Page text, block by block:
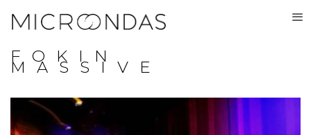
FOKIN
MASSIVE